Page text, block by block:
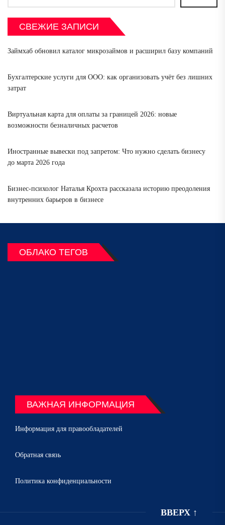
СВЕЖИЕ ЗАПИСИ
Займхаб обновил каталог микрозаймов и расширил базу компаний
Бухгалтерские услуги для ООО: как организовать учёт без лишних
затрат
Виртуальная карта для оплаты за границей 2026: новые
возможности безналичных расчетов
Иностранные вывески под запретом: Что нужно сделать бизнесу
до марта 2026 года
Бизнес-психолог Наталья Крохта рассказала историю преодоления
внутренних барьеров в бизнесе
ОБЛАКО ТЕГОВ
ВАЖНАЯ ИНФОРМАЦИЯ
Информация для правообладателей
Обратная связь
Политика конфиденциальности
ВВЕРХ ↑